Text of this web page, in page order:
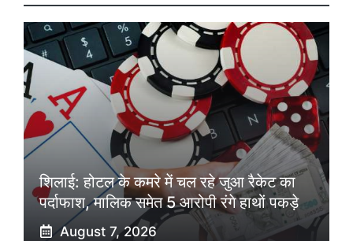
शिलाई: होटल के कमरे में चल रहे जुआ रैकेट का
पर्दाफाश, मालिक समेत 5 आरोपी रंगे हाथों पकड़े
August 7, 2026